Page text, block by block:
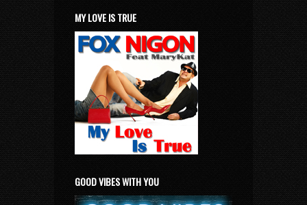
MY LOVE IS TRUE
GOOD VIBES WITH YOU